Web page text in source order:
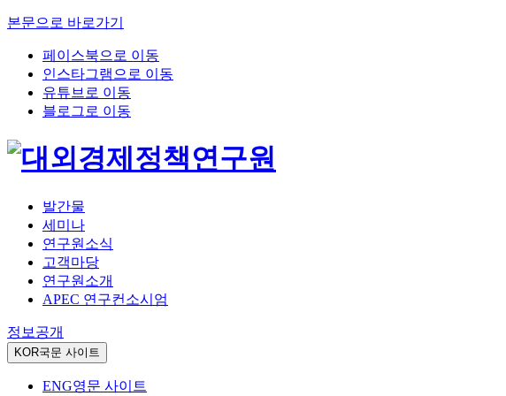
본문으로 바로가기
페이스북으로 이동
인스타그램으로 이동
유튜브로 이동
블로그로 이동
발간물
세미나
연구원소식
고객마당
연구원소개
APEC 연구컨소시엄
정보공개
KOR국문 사이트
ENG영문 사이트